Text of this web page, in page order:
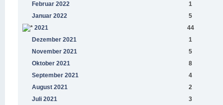
Februar 2022
1
Januar 2022
5
2021
44
Dezember 2021
1
November 2021
5
Oktober 2021
8
September 2021
4
August 2021
2
Juli 2021
3